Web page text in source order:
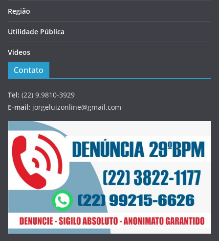
Região
Utilidade Pública
Videos
Contato
Tel: (22) 9.9810-3929
E-mail: jorgeluizonline@gmail.com